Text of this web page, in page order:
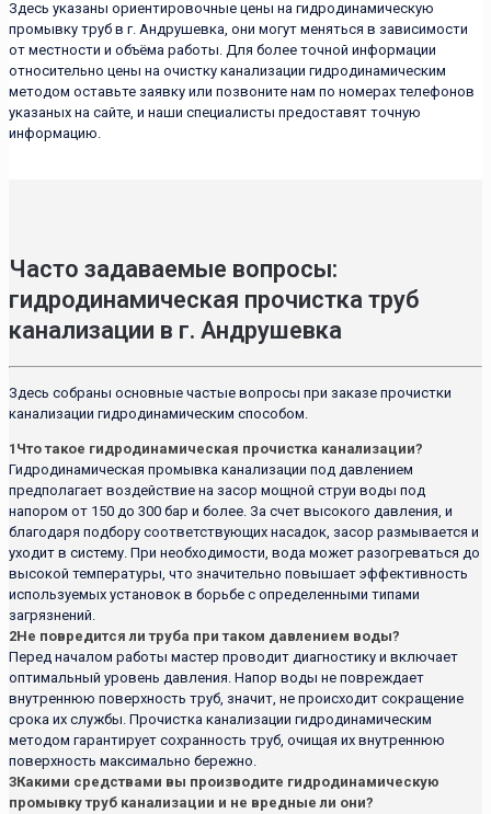
Здесь указаны ориентировочные цены на гидродинамическую
промывку труб в г. Андрушевка, они могут меняться в зависимости
от местности и объёма работы. Для более точной информации
относительно цены на очистку канализации гидродинамическим
методом оставьте заявку или позвоните нам по номерах телефонов
указаных на сайте, и наши специалисты предоставят точную
информацию.
Часто задаваемые вопросы:
гидродинамическая прочистка труб
канализации в г. Андрушевка
Здесь собраны основные частые вопросы при заказе прочистки
канализации гидродинамическим способом.
1 Что такое гидродинамическая прочистка канализации?
Гидродинамическая промывка канализации под давлением
предполагает воздействие на засор мощной струи воды под
напором от 150 до 300 бар и более. За счет высокого давления, и
благодаря подбору соответствующих насадок, засор размывается и
уходит в систему. При необходимости, вода может разогреваться до
высокой температуры, что значительно повышает эффективность
используемых установок в борьбе с определенными типами
загрязнений.
2Не повредится ли труба при таком давлением воды?
Перед началом работы мастер проводит диагностику и включает
оптимальный уровень давления. Напор воды не повреждает
внутреннюю поверхность труб, значит, не происходит сокращение
срока их службы. Прочистка канализации гидродинамическим
методом гарантирует сохранность труб, очищая их внутреннюю
поверхность максимально бережно.
3Какими средствами вы производите гидродинамическую
промывку труб канализации и не вредные ли они?